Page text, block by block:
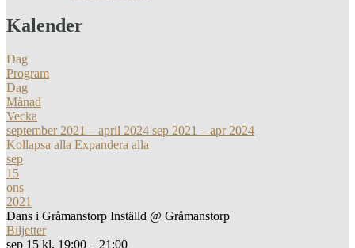
Kalender
Dag
Program
Dag
Månad
Vecka
september 2021 – april 2024 sep 2021 – apr 2024
Kollapsa alla Expandera alla
sep
15
ons
2021
Dans i Gråmanstorp Inställd @ Gråmanstorp
Biljetter
sep 15 kl. 19:00 – 21:00